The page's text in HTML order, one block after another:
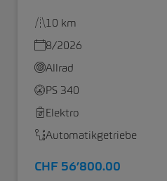
10 km
8/2026
Allrad
PS 340
Elektro
Automatikgetriebe
CHF 56’800.00